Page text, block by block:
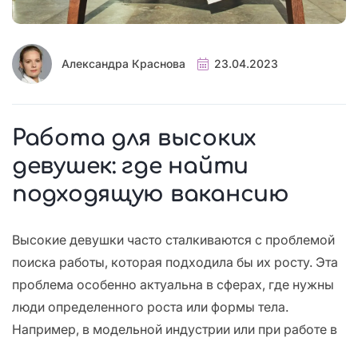
Александра Краснова 23.04.2023
Работа для высоких
девушек: где найти
подходящую вакансию
Высокие девушки часто сталкиваются с проблемой
поиска работы, которая подходила бы их росту. Эта
проблема особенно актуальна в сферах, где нужны
люди определенного роста или формы тела.
Например, в модельной индустрии или при работе в